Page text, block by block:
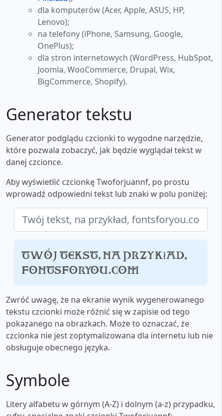
dla komputerów (Acer, Apple, ASUS, HP,
Lenovo);
na telefony (iPhone, Samsung, Google,
OnePlus);
dla stron internetowych (WordPress, HubSpot,
Joomla, WooCommerce, Drupal, Wix,
BigCommerce, Shopify).
Generator tekstu
Generator podglądu czcionki to wygodne narzędzie,
które pozwala zobaczyć, jak będzie wyglądał tekst w
danej czcionce.
Aby wyświetlić czcionkę Twoforjuannf, po prostu
wprowadź odpowiedni tekst lub znaki w polu poniżej:
Twój tekst, na przykład,
fontsforyou.com
Zwróć uwagę, że na ekranie wynik wygenerowanego
tekstu czcionki może różnić się w zapisie od tego
pokazanego na obrazkach. Może to oznaczać, że
czcionka nie jest zoptymalizowana dla internetu lub nie
obsługuje obecnego języka.
Symbole
Litery alfabetu w górnym (A-Z) i dolnym (a-z) przypadku,